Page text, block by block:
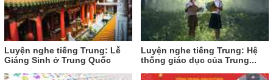
Luyện nghe tiếng Trung: Lễ
Giáng Sinh ở Trung Quốc
Luyện nghe tiếng Trung: Hệ
thống giáo dục của Trung...